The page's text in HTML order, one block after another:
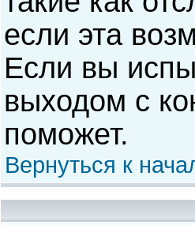
если эта
Если вы
выходом с
поможет.
Вернуться к